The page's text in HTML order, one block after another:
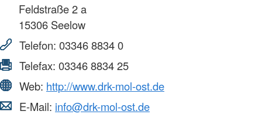
Feldstraße 2 a
15306 Seelow
Telefon: 03346 8834 0
Telefax: 03346 8834 25
Web: http://www.drk-mol-ost.de
E-Mail: info@drk-mol-ost.de